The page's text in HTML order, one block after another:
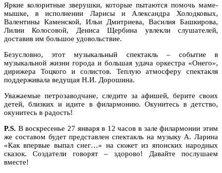
Яркие колоритные зверушки, которые пытаются помочь маме-
мышке, в исполнении Ларисы и Александра Холодковых,
Валентины Каменской, Ильи Дмитриева, Василия Башкирова,
Лилии Колосовой, Дениса Щербина увлекли слушателей,
доставив им большое удовольствие.
Безусловно, этот музыкальный спектакль – событие в
музыкальной жизни города и большая удача оркестра «Онего»,
дирижера Тоцкого и солистов. Теплую атмосферу спектакля
поддерживала ведущая Н.И. Дорошина.
Уважаемые петрозаводчане, следите за афишей, берите своих
детей, близких и идите в филармонию. Окунитесь в детство,
окунитесь в радость!
P.S. В воскресенье 27 января в 12 часов в зале филармонии этим
же составом будет представлен спектакль на музыку А. Ларина
«Как впервые выпал снег…» на сюжет из японских народных
сказок. Создатели говорят – здорово! Давайте послушаем
вместе!